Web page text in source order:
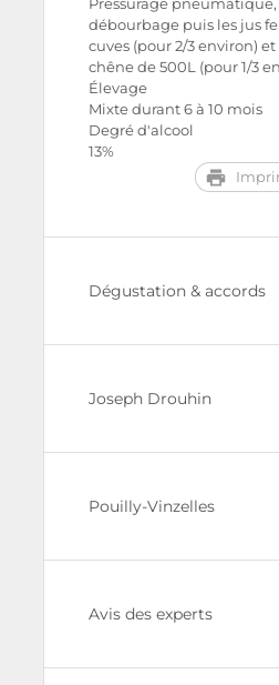
Pressurage pneumatique,
débourbage puis les jus
cuves (pour 2/3 environ)
chêne de 500L (pour 1/3
Élevage
Mixte durant 6 à 10 mois
Degré d'alcool
13%
Dégustation & accords
Joseph Drouhin
Pouilly-Vinzelles
Avis des experts